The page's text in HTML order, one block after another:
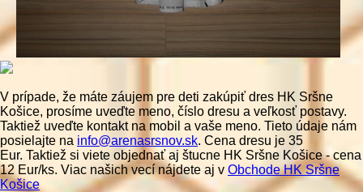
V prípade, že máte záujem pre deti zakúpiť dres HK Sršne
Košice, prosíme uveďte meno, číslo dresu a veľkosť postavy.
Taktiež uveďte kontakt na mobil a vaše meno. Tieto údaje nám
posielajte na info@arenasrsnov.sk. Cena dresu je 35
Eur. Taktiež si viete objednať aj štucne HK Sršne Košice - cena
12 Eur/ks. Viac našich vecí nájdete aj v Obchode HK Sršne
Košice